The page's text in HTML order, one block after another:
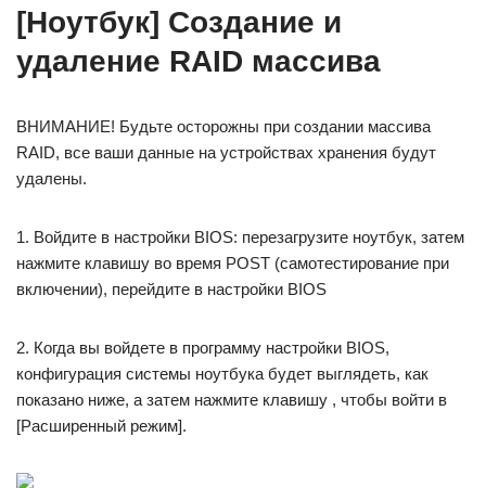
[Ноутбук] Создание и
удаление RAID массива
ВНИМАНИЕ! Будьте осторожны при создании массива
RAID, все ваши данные на устройствах хранения будут
удалены.
1. Войдите в настройки BIOS: перезагрузите ноутбук, затем
нажмите клавишу во время POST (самотестирование при
включении), перейдите в настройки BIOS
2. Когда вы войдете в программу настройки BIOS,
конфигурация системы ноутбука будет выглядеть, как
показано ниже, а затем нажмите клавишу , чтобы войти в
[Расширенный режим].